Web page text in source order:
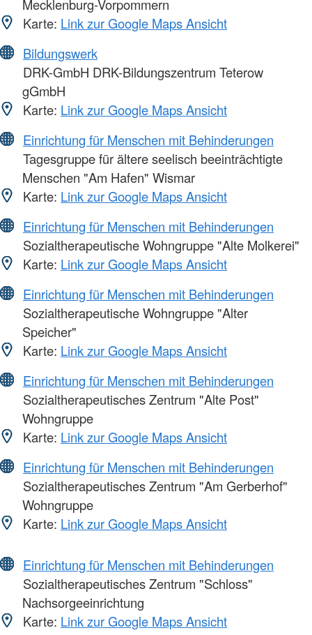
Mecklenburg-Vorpommern
Karte: Link zur Google Maps Ansicht
Bildungswerk
DRK-GmbH DRK-Bildungszentrum Teterow
gGmbH
Karte: Link zur Google Maps Ansicht
Einrichtung für Menschen mit Behinderungen
Tagesgruppe für ältere seelisch beeinträchtigte
Menschen "Am Hafen" Wismar
Karte: Link zur Google Maps Ansicht
Einrichtung für Menschen mit Behinderungen
Sozialtherapeutische Wohngruppe "Alte Molkerei"
Karte: Link zur Google Maps Ansicht
Einrichtung für Menschen mit Behinderungen
Sozialtherapeutische Wohngruppe "Alter
Speicher"
Karte: Link zur Google Maps Ansicht
Einrichtung für Menschen mit Behinderungen
Sozialtherapeutisches Zentrum "Alte Post"
Wohngruppe
Karte: Link zur Google Maps Ansicht
Einrichtung für Menschen mit Behinderungen
Sozialtherapeutisches Zentrum "Am Gerberhof"
Wohngruppe
Karte: Link zur Google Maps Ansicht
Einrichtung für Menschen mit Behinderungen
Sozialtherapeutisches Zentrum "Schloss"
Nachsorgeeinrichtung
Karte: Link zur Google Maps Ansicht